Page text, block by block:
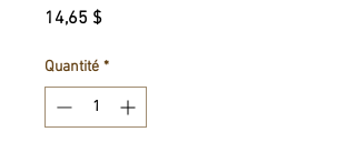
14,65 $Prix
Quantité *